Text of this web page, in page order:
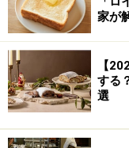
最も高価な「ゆた
（長野県産ゆめ
30％）を使用。い
ら作られています。
家が
【
する
選